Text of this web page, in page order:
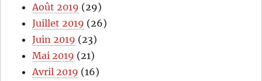
Août 2019 (29)
Juillet 2019 (26)
Juin 2019 (23)
Mai 2019 (21)
Avril 2019 (16)